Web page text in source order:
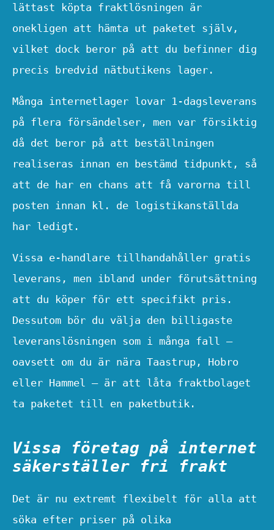
lättast köpta fraktlösningen är
onekligen att hämta ut paketet själv,
vilket dock beror på att du befinner dig
precis bredvid nätbutikens lager.
Många internetlager lovar 1-dagsleverans
på flera försändelser, men var försiktig
då det beror på att beställningen
realiseras innan en bestämd tidpunkt, så
att de har en chans att få varorna till
posten innan kl. de logistikanställda
har ledigt.
Vissa e-handlare tillhandahåller gratis
leverans, men ibland under förutsättning
att du köper för ett specifikt pris.
Dessutom bör du välja den billigaste
leveranslösningen som i många fall –
oavsett om du är nära Taastrup, Hobro
eller Hammel – är att låta fraktbolaget
ta paketet till en paketbutik.
Vissa företag på internet
säkerställer fri frakt
Det är nu extremt flexibelt för alla att
söka efter priser på olika